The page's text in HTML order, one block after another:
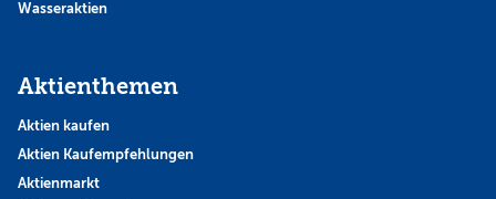
Wasseraktien
Aktienthemen
Aktien kaufen
Aktien Kaufempfehlungen
Aktienmarkt